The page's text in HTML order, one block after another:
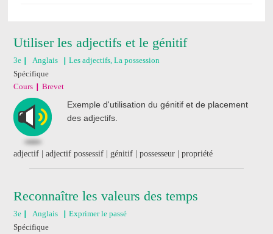
Utiliser les adjectifs et le génitif
3e Anglais
Les adjectifs, La possession
Spécifique
Cours
Brevet
Exemple d'utilisation du génitif et de placement
des adjectifs.
adjectif | adjectif possessif | génitif | possesseur | propriété
Reconnaître les valeurs des temps
3e Anglais
Exprimer le passé
Spécifique